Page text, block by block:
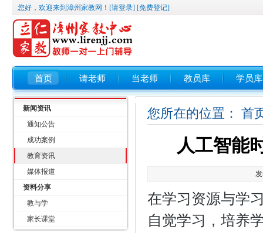
您好，欢迎来到漳州家教网！ [请登录] [免费登记]
首页 请老师 当老师 教员库 学员库
新闻资讯
通知公告
成功案例
教育资讯
媒体报道
资料分享
教与学
家长课堂
您所在的位置： 首
人工智能
在学习资源与学
自觉学习，培养